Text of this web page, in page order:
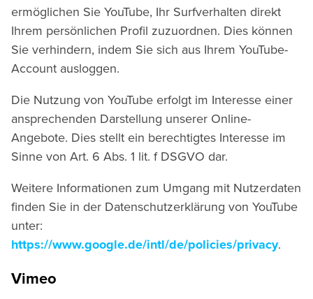
ermöglichen Sie YouTube, Ihr Surfverhalten direkt
Ihrem persönlichen Profil zuzuordnen. Dies können
Sie verhindern, indem Sie sich aus Ihrem YouTube-
Account ausloggen.
Die Nutzung von YouTube erfolgt im Interesse einer
ansprechenden Darstellung unserer Online-
Angebote. Dies stellt ein berechtigtes Interesse im
Sinne von Art. 6 Abs. 1 lit. f DSGVO dar.
Weitere Informationen zum Umgang mit Nutzerdaten
finden Sie in der Datenschutzerklärung von YouTube
unter:
https://www.google.de/intl/de/policies/privacy.
Vimeo